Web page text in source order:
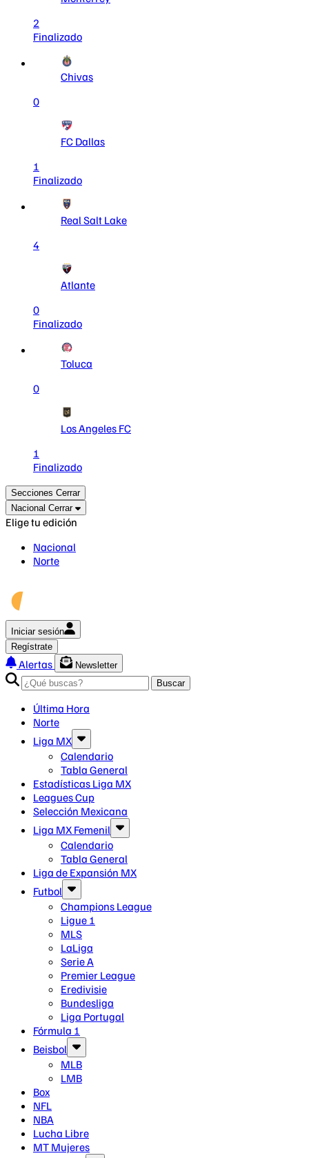
2
Finalizado
Chivas
0
FC Dallas
1
Finalizado
Real Salt Lake
4
Atlante
0
Finalizado
Toluca
0
Los Angeles FC
1
Finalizado
Secciones Cerrar
Nacional Cerrar
Elige tu edición
Nacional
Norte
Iniciar sesión
Regístrate
Alertas
Newsletter
Buscar
Última Hora
Norte
Liga MX
Calendario
Tabla General
Estadísticas Liga MX
Leagues Cup
Selección Mexicana
Liga MX Femenil
Calendario
Tabla General
Liga de Expansión MX
Futbol
Champions League
Ligue 1
MLS
LaLiga
Serie A
Premier League
Eredivisie
Bundesliga
Liga Portugal
Fórmula 1
Beisbol
MLB
LMB
Box
NFL
NBA
Lucha Libre
MT Mujeres